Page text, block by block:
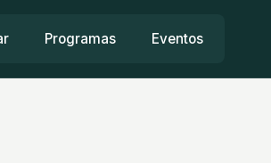
Programas Eventos